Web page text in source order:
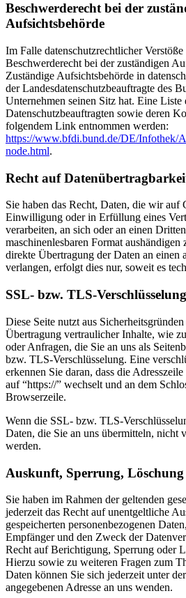
Beschwerderecht bei der
Aufsichtsbehörde
Im Falle datenschutzrechtlicher
Beschwerderecht bei der zuständigen
Zuständige Aufsichtsbehörde in
der Landesdatenschutzbeauftragte des
Unternehmen seinen Sitz hat. Eine Liste
Datenschutzbeauftragten sowie deren
folgendem Link entnommen werden:
https://www.bfdi.bund.de/DE/Infothek/
node.html.
Recht auf
Sie haben das Recht, Daten, die wir auf
Einwilligung oder in Erfüllung eines
verarbeiten, an sich oder an einen
maschinenlesbaren Format aushändigen
direkte Übertragung der Daten an einen
verlangen, erfolgt dies nur, soweit es
SSL- bzw. TLS-Verschlüsselung
Diese Seite nutzt aus
Übertragung vertraulicher Inhalte, wie
oder Anfragen, die Sie an uns als
bzw. TLS-Verschlüsselung. Eine
erkennen Sie daran, dass die
auf “https://” wechselt und an dem
Browserzeile.
Wenn die SSL- bzw. TLS-
Daten, die Sie an uns übermitteln, nicht
werden.
Auskunft, Sperrung, Löschung
Sie haben im Rahmen der geltenden
jederzeit das Recht auf unentgeltliche
gespeicherten personenbezogenen
Empfänger und den Zweck der
Recht auf Berichtigung, Sperrung oder
Hierzu sowie zu weiteren Fragen zum
Daten können Sie sich jederzeit unter
angegebenen Adresse an uns wenden.